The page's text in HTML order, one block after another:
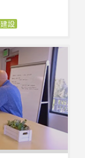
建設